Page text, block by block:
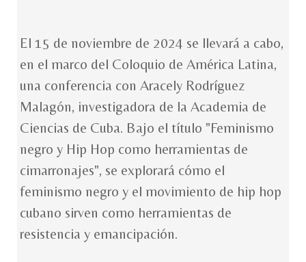
El 15 de noviembre de 2024 se llevará a cabo,
en el marco del Coloquio de América Latina,
una conferencia con Aracely Rodríguez
Malagón, investigadora de la Academia de
Ciencias de Cuba. Bajo el título "Feminismo
negro y Hip Hop como herramientas de
cimarronajes", se explorará cómo el
feminismo negro y el movimiento de hip hop
cubano sirven como herramientas de
resistencia y emancipación.